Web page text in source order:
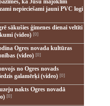
ka Jūsu mājoklim
nepieciešami jauni PVC logi
sākušies ģimenes dienai veltīti
(video)[0]
Ogres novada kultūras
(video)[0]
no Ogres novads
galamērķi (video)[0]
nakts Ogres novadā
[0]